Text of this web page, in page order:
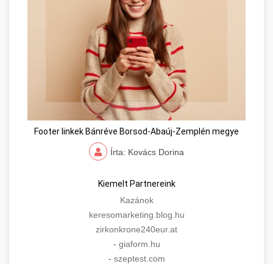
Footer linkek Bánréve Borsod-Abaúj-Zemplén megye
Írta: Kovács Dorina
Kiemelt Partnereink
Kazánok
keresomarketing.blog.hu
zirkonkrone240eur.at
- giaform.hu
- szeptest.com